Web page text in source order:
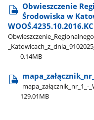
Obwieszczenie
Środowiska w
0.14MB
mapa​_załącznik​_nr​_1​_-​
129.01MB